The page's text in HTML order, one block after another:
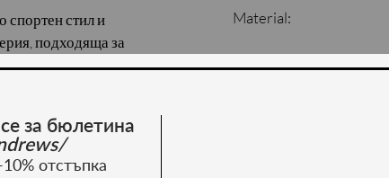
спортен стил и
подходяща за
90% район, 10%
Material:
за бюлетина
отстъпка